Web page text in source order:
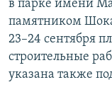
в парке имени
памятником
23–24 сентября
строительные
указана также